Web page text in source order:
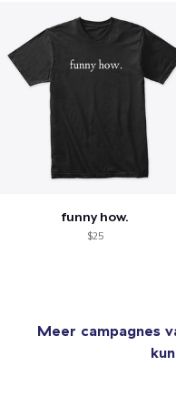
funny how.
$25
Meer campagnes